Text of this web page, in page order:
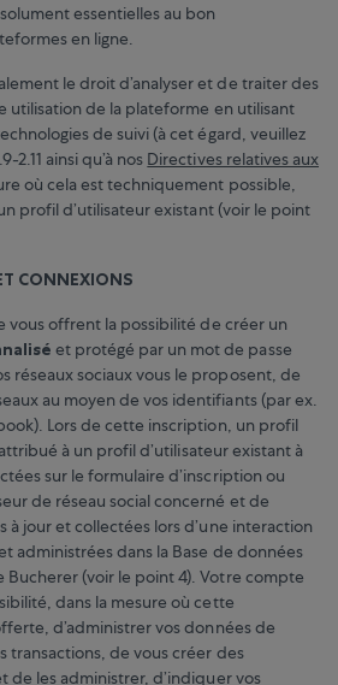
essentielles au bon
en ligne.
le droit d’analyser et de traiter des
utilisation de la plateforme en utilisant
de suivi (à cet égard, veuillez
ainsi qu’à nos Directives relatives aux
où cela est techniquement possible,
profil d’utilisateur existant (voir le point
CONNEXIONS
vous offrent la possibilité de créer un
et protégé par un mot de passe
réseaux sociaux vous le proposent, de
au moyen de vos identifiants (par ex.
Lors de cette inscription, un profil
à un profil d’utilisateur existant à
sur le formulaire d’inscription ou
de réseau social concerné et de
à jour et collectées lors d’une interaction
administrées dans la Base de données
Bucherer (voir le point 4). Votre compte
dans la mesure où cette
d’administrer vos données de
transactions, de vous créer des
de les administrer, d’indiquer vos